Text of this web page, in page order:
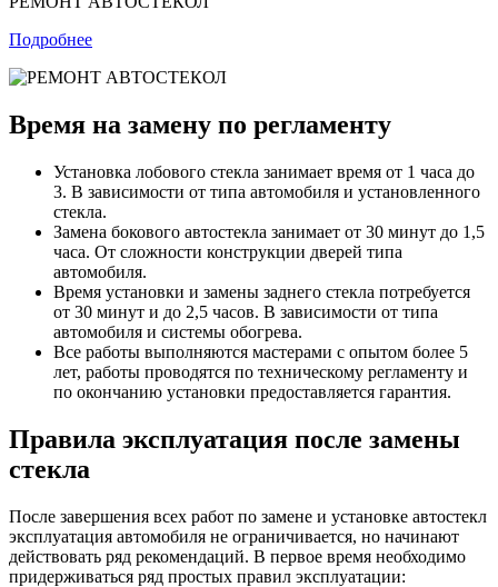
Подробнее
Время на замену по регламенту
Установка лобового стекла занимает время от 1 часа до
3. В зависимости от типа автомобиля и установленного
стекла.
Замена бокового автостекла занимает от 30 минут до 1,5
часа. От сложности конструкции дверей типа
автомобиля.
Время установки и замены заднего стекла потребуется
от 30 минут и до 2,5 часов. В зависимости от типа
автомобиля и системы обогрева.
Все работы выполняются мастерами с опытом более 5
лет, работы проводятся по техническому регламенту и
по окончанию установки предоставляется гарантия.
Правила эксплуатация после замены
стекла
После завершения всех работ по замене и установке автостекл
эксплуатация автомобиля не ограничивается, но начинают
действовать ряд рекомендаций. В первое время необходимо
придерживаться ряд простых правил эксплуатации: